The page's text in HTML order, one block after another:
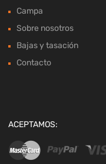
Campa
Sobre nosotros
Bajas y tasación
Contacto
ACEPTAMOS: